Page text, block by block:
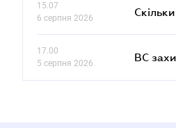
15.07
6 серпня 2026
17.00
5 серпня 2026
ВС